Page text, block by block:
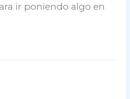
ir poniendo algo en